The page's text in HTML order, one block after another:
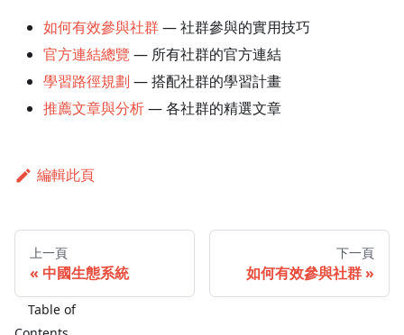
如何有效參與社群— 社群參與的實用技巧
官方連結總覽 — 所有社群的官方連結
學習路徑規劃 — 搭配社群的學習計畫
推薦文章與分析— 各社群的精選文章
編輯此頁
上一頁
中國生態系統
下一頁
如何有效參與社群